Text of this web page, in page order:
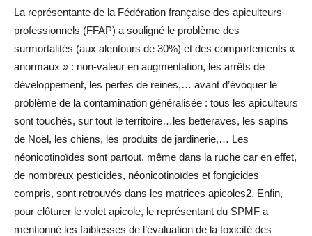
La représentante de la Fédération française des apiculteurs
professionnels (FFAP) a souligné le problème des
surmortalités (aux alentours de 30%) et des comportements «
anormaux » : non-valeur en augmentation, les arrêts de
développement, les pertes de reines,… avant d’évoquer le
problème de la contamination généralisée : tous les apiculteurs
sont touchés, sur tout le territoire…les betteraves, les sapins
de Noël, les chiens, les produits de jardinerie,… Les
néonicotinoïdes sont partout, même dans la ruche car en effet,
de nombreux pesticides, néonicotinoïdes et fongicides
compris, sont retrouvés dans les matrices apicoles2. Enfin,
pour clôturer le volet apicole, le représentant du SPMF a
mentionné les faiblesses de l’évaluation de la toxicité des